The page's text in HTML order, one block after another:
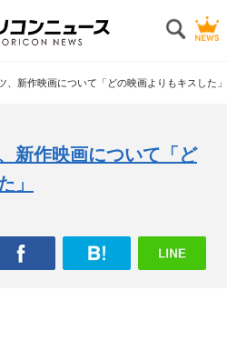
、新作映画について「どの映画よりもキスした」
新作映画について「ど
」